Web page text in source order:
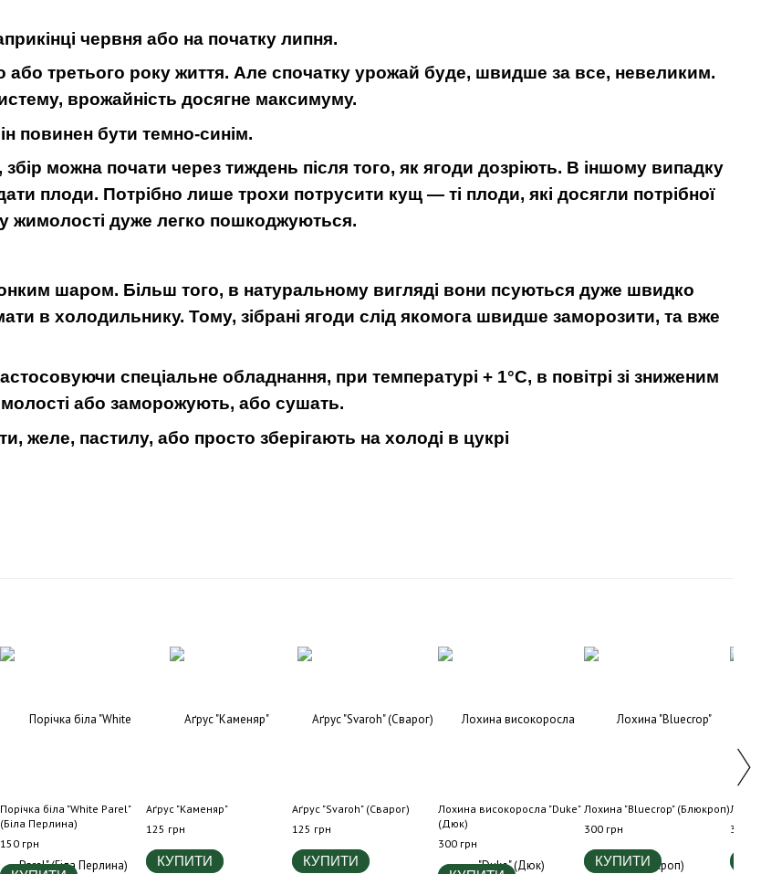
червня або на початку липня.
або третього року життя. Але спочатку урожай буде, швидше за все, невеликим.
врожайність досягне максимуму.
повинен бути темно-синім.
можна почати через тиждень після того, як ягоди дозріють. В іншому випадку
плоди. Потрібно лише трохи потрусити кущ — ті плоди, які досягли потрібної
жимолості дуже легко пошкоджуються.
шаром. Більш того, в натуральному вигляді вони псуються дуже швидко
в холодильнику. Тому, зібрані ягоди слід якомога швидше заморозити, та вже
спеціальне обладнання, при температурі + 1°C, в повітрі зі зниженим
або заморожують, або сушать.
желе, пастилу, або просто зберігають на холоді в цукрі
Порічка біла "White Parel"
(Біла Перлина)
150 грн
Аґрус "Каменяр"
125 грн
КУПИТИ
Аґрус "Svaroh" (Сварог)
125 грн
КУПИТИ
Лохина високоросла "Duke"
(Дюк)
300 грн
Лохина "Bluecrop" (Блюкроп)
300 грн
КУПИТИ
300